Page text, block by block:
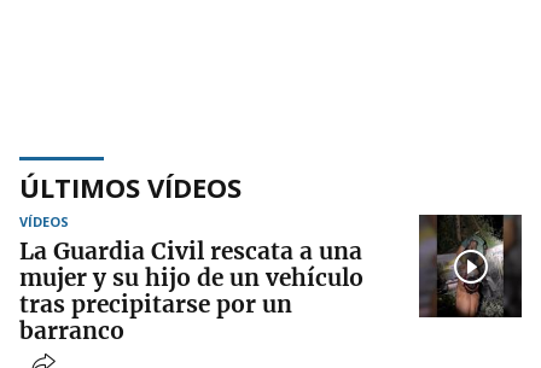
ÚLTIMOS VÍDEOS
VÍDEOS
La Guardia Civil rescata a una
mujer y su hijo de un vehículo
tras precipitarse por un
barranco